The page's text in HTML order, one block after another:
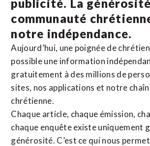
publicité. La
communauté
notre indépendance.
Aujourd’hui, une poignée de
possible une information
gratuitement à des millions de
sites, nos applications et notre
chrétienne.
Chaque article, chaque émission,
chaque enquête existe uniquement
générosité. C’est ce qui nous